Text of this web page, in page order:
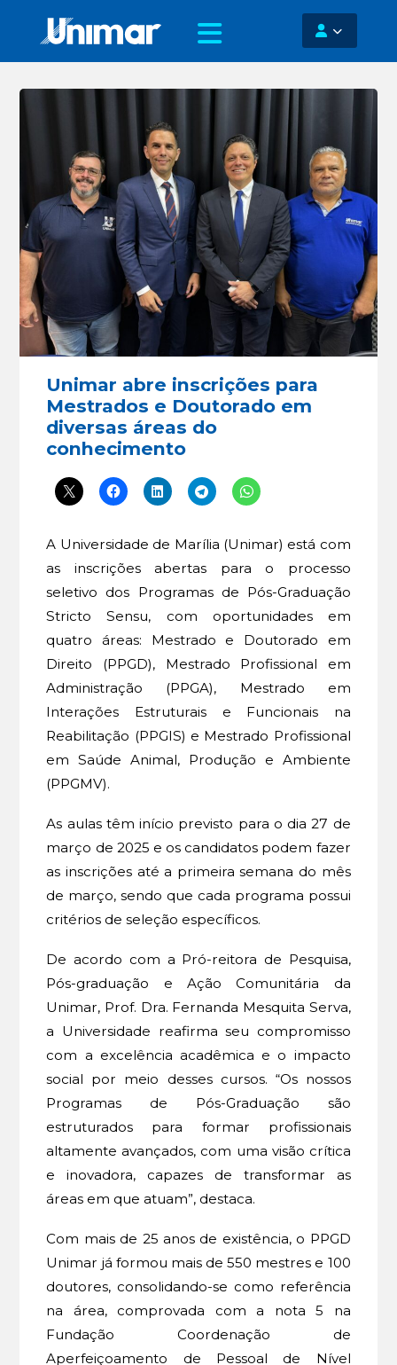
Unimar abre inscrições para
Mestrados e Doutorado em
diversas áreas do
conhecimento
A Universidade de Marília (Unimar) está com
as inscrições abertas para o processo
seletivo dos Programas de Pós-Graduação
Stricto Sensu, com oportunidades em
quatro áreas: Mestrado e Doutorado em
Direito (PPGD), Mestrado Profissional em
Administração (PPGA), Mestrado em
Interações Estruturais e Funcionais na
Reabilitação (PPGIS) e Mestrado Profissional
em Saúde Animal, Produção e Ambiente
(PPGMV).
As aulas têm início previsto para o dia 27 de
março de 2025 e os candidatos podem fazer
as inscrições até a primeira semana do mês
de março, sendo que cada programa possui
critérios de seleção específicos.
De acordo com a Pró-reitora de Pesquisa,
Pós-graduação e Ação Comunitária da
Unimar, Prof. Dra. Fernanda Mesquita Serva,
a Universidade reafirma seu compromisso
com a excelência acadêmica e o impacto
social por meio desses cursos. “Os nossos
Programas de Pós-Graduação são
estruturados para formar profissionais
altamente avançados, com uma visão crítica
e inovadora, capazes de transformar as
áreas em que atuam”, destaca.
Com mais de 25 anos de existência, o PPGD
Unimar já formou mais de 550 mestres e 100
doutores, consolidando-se como referência
na área, comprovada com a nota 5 na
Fundação Coordenação de
Aperfeiçoamento de Pessoal de Nível